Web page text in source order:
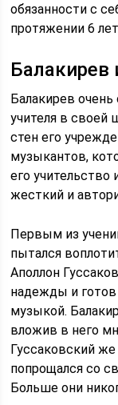
обязанности с
протяжении 6
Балакирев
Балакирев
учителя в своей
стен его
музыкантов,
его учительство
жесткий и
Первым из
пытался
Аполлон
надежды и
музыкой.
вложив в него
Гуссаковский же
попрощался со
Больше они